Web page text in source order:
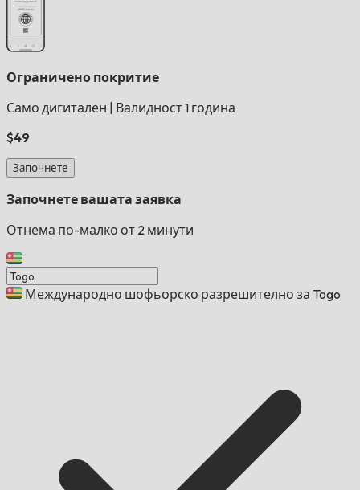
Ограничено покритие
Само дигитален
Валидност 1 година
$49
Започнете
Започнете вашата заявка
Отнема по-малко от 2 минути
Международно шофьорско разрешително за Togo